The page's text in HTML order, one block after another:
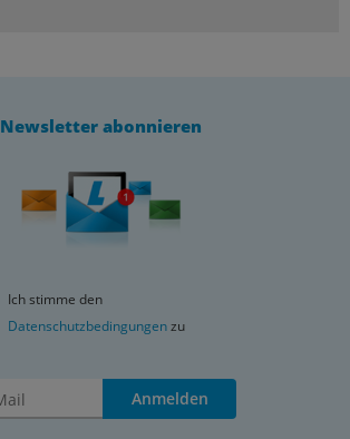
Newsletter abonnieren
Ich stimme den
Datenschutzbedingungenzu
Anmelden